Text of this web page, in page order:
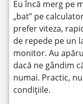
Eu încă merg pe
„bat” pe
prefer viteza,
de repede pe un
monitor. Au
dacă ne gândim
numai. Practic,
condițiile.